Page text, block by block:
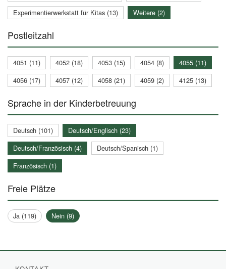
Experimentierwerkstatt für Kitas (13)
Weitere (2)
Postleitzahl
4051 (11) 4052 (18) 4053 (15) 4054 (8)
4055 (11)
4056 (17)
4057 (12) 4058 (21) 4059 (2) 4125 (13)
Sprache in der Kinderbetreuung
Deutsch (101)
Deutsch/Englisch (23)
Deutsch/Französisch (4)
Deutsch/Spanisch (1)
Französisch (1)
Freie Plätze
Ja (119) Nein (9)